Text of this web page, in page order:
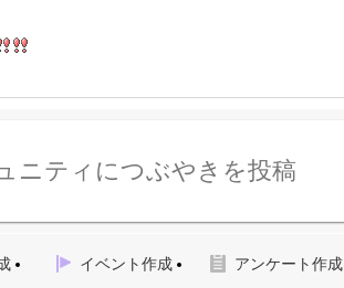
ニティにつぶやきを投稿
イベント作成 アンケート作成